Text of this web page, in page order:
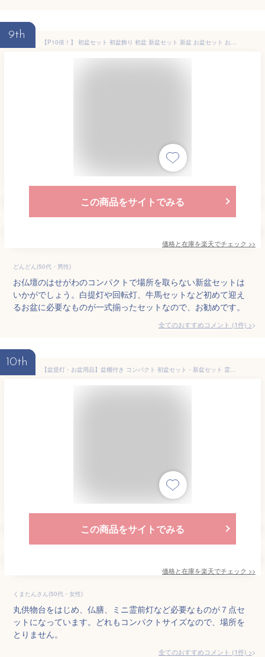
9th
【P10倍！】 初盆セット 初盆飾り 初盆 新盆セット 新盆 お盆セット お盆 盆提灯 提灯 岐阜提灯 ギフト 新型 シンプル 新盆御見舞 贈答用 モダン おしゃれ コンパクト 白提灯 回転灯 牛馬セット ちりめん ミニ お供え 【初盆セット リビングセット 6-C】お仏壇のはせがわ
この商品をサイトでみる
価格と在庫を楽天でチェック >>
どんどん(50代・男性)
お仏壇のはせがわのコンパクトで場所を取らない新盆セットは
いかがでしょう。白提灯や回転灯、牛馬セットなど初めて迎え
るお盆に必要なものが一式揃ったセットなので、お勧めです。
全てのおすすめコメント (1件) >
10th
【盆提灯・お盆用品】盆棚付き コンパクト 初盆セット・新盆セット 霊前灯7点セット 16-C【送料無料】【お盆用品 仏具 お盆 提灯 初盆 新盆 初盆飾り 新盆飾り お盆 飾り お盆提灯 盆飾り 小型 ミニ モダン 一対入り 精霊棚 木製祭壇】
この商品をサイトでみる
価格と在庫を楽天でチェック >>
くまたんさん(50代・女性)
丸供物台をはじめ、仏膳、ミニ霊前灯など必要なものが７点セ
ットになっています。どれもコンパクトサイズなので、場所を
とりません。
全てのおすすめコメント (1件) >